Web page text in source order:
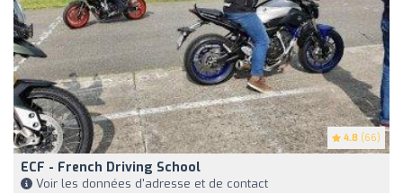
4.8 (66)
ECF - French Driving School
Voir les données d'adresse et de contact